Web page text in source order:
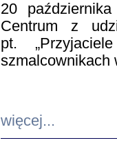
20
Centrum z
pt.
szmalcownikach
więcej...